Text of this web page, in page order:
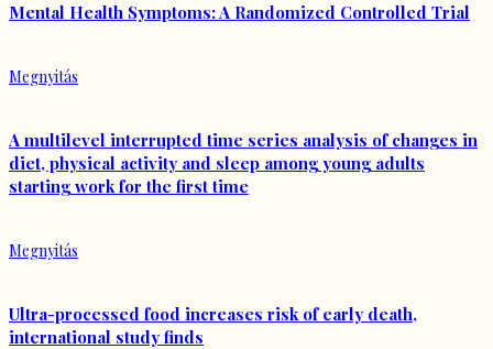
Mental Health Symptoms: A Randomized Controlled Trial
Megnyitás
A multilevel interrupted time series analysis of changes in
diet, physical activity and sleep among young adults
starting work for the first time
Megnyitás
Ultra-processed food increases risk of early death,
international study finds